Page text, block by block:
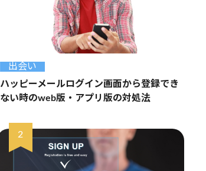
出会い
ハッピーメールログイン画面から登録でき
ない時のweb版・アプリ版の対処法